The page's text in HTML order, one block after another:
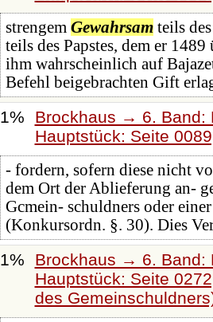
strengem Gewahrsamteils
teils des Papstes, dem er
ihm wahrscheinlich auf
Befehl beigebrachten Gift
1%
Brockhaus → 6. Band:
Hauptstück: Seite
- fordern, sofern diese nicht
dem Ort der Ablieferung an-
Gcmein- schuldners oder
(Konkursordn. §. 30). Dies
1%
Brockhaus → 6. Band:
Hauptstück: Seite
des